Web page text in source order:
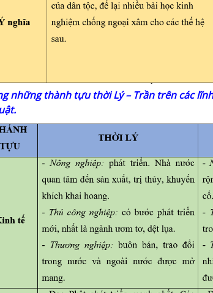
những thành tựu thời Lý – Trần trên các